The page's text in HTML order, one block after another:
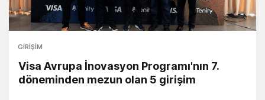
GIRIŞIM
Visa Avrupa İnovasyon Programı'nın 7.
döneminden mezun olan 5 girişim